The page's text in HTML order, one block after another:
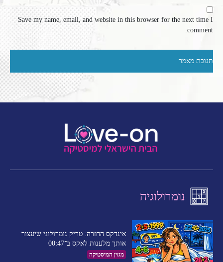
Save my name, email, and website in this browser for the next time I
comment.
נומרולוגיה
אינדקס החזרה: טריק נומרולוגי שיעצור
אותך מלענות לאקס ב־00:47
מגזין המיסטיקה